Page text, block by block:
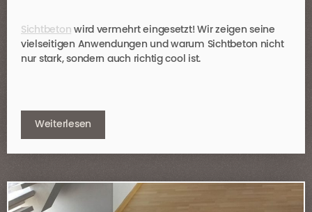
Sichtbeton wird vermehrt eingesetzt! Wir zeigen seine
vielseitigen Anwendungen und warum Sichtbeton nicht
nur stark, sondern auch richtig cool ist.
Weiterlesen